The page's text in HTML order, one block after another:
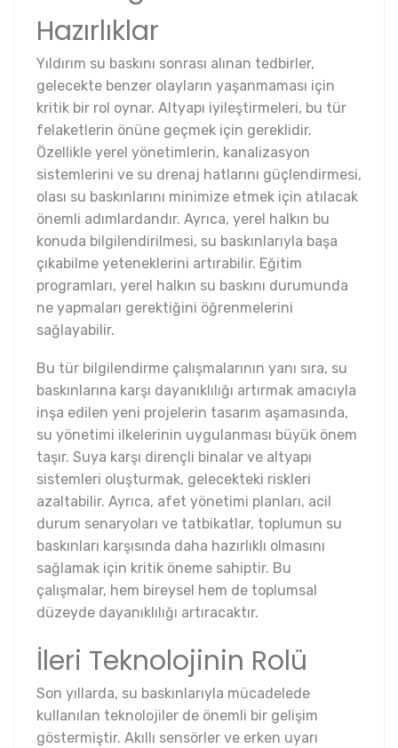
Hazırlıklar
Yıldırım su baskını sonrası alınan tedbirler,
gelecekte benzer olayların yaşanmaması için
kritik bir rol oynar. Altyapı iyileştirmeleri, bu tür
felaketlerin önüne geçmek için gereklidir.
Özellikle yerel yönetimlerin, kanalizasyon
sistemlerini ve su drenaj hatlarını güçlendirmesi,
olası su baskınlarını minimize etmek için atılacak
önemli adımlardandır. Ayrıca, yerel halkın bu
konuda bilgilendirilmesi, su baskınlarıyla başa
çıkabilme yeteneklerini artırabilir. Eğitim
programları, yerel halkın su baskını durumunda
ne yapmaları gerektiğini öğrenmelerini
sağlayabilir.
Bu tür bilgilendirme çalışmalarının yanı sıra, su
baskınlarına karşı dayanıklılığı artırmak amacıyla
inşa edilen yeni projelerin tasarım aşamasında,
su yönetimi ilkelerinin uygulanması büyük önem
taşır. Suya karşı dirençli binalar ve altyapı
sistemleri oluşturmak, gelecekteki riskleri
azaltabilir. Ayrıca, afet yönetimi planları, acil
durum senaryoları ve tatbikatlar, toplumun su
baskınları karşısında daha hazırlıklı olmasını
sağlamak için kritik öneme sahiptir. Bu
çalışmalar, hem bireysel hem de toplumsal
düzeyde dayanıklılığı artıracaktır.
İleri Teknolojinin Rolü
Son yıllarda, su baskınlarıyla mücadelede
kullanılan teknolojiler de önemli bir gelişim
göstermiştir. Akıllı sensörler ve erken uyarı